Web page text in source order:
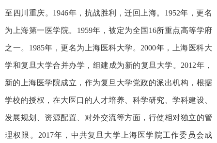
至四川重庆。1946年，抗战胜利，迁回上海。1952年，更名
为上海第一医学院。1959年，被定为全国16所重点高等学府
之一。1985年，更名为上海医科大学。2000年，上海医科大
学和复旦大学合并办学，组建成为新的复旦大学。2012年，
新的上海医学院成立，作为复旦大学党政的派出机构，根据
学校的授权，在大医口的人才培养、科学研究、学科建设、
发展规划、资源配置、对外交流等方面，行使相对独立的管
理权限。2017年，中共复旦大学上海医学院工作委员会成